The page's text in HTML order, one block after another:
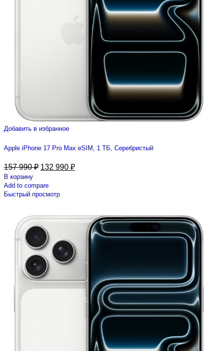
Добавить в избранное
Apple iPhone 17 Pro Max eSIM, 1 ТБ, Серебристый
157 990₽ 132 990 ₽
В корзину
Add to compare
Быстрый просмотр